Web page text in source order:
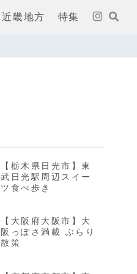
近畿地方 特集
【栃木県日光市】東
武日光駅周辺スイー
ツ食べ歩き
【大阪府大阪市】大
阪っぽさ満載 ぶらり
散策